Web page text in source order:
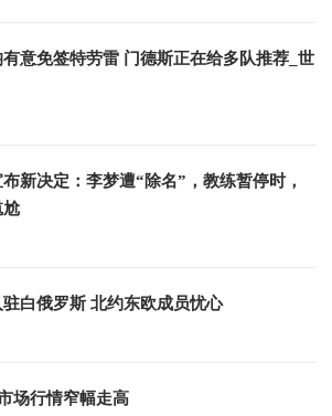
意免签特劳雷 门德斯正在给多队推荐_世
新决定：李梦遭“除名”，教练暂停时，
尬
白俄罗斯 北约东欧成员忧心
场行情窄幅走高